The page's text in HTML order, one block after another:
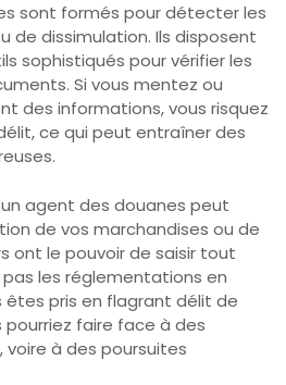
sont formés pour détecter les
de dissimulation. Ils disposent
sophistiqués pour vérifier les
Si vous mentez ou
des informations, vous risquez
ce qui peut entraîner des
agent des douanes peut
de vos marchandises ou de
ont le pouvoir de saisir tout
les réglementations en
êtes pris en flagrant délit de
pourriez faire face à des
à des poursuites